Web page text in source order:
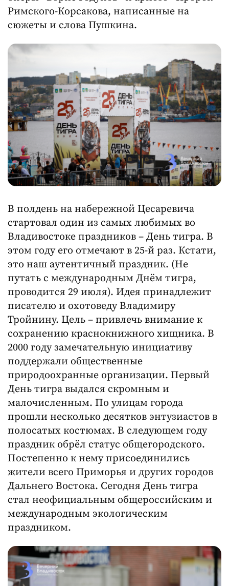
Римского-Корсакова, написанные на
сюжеты и слова Пушкина.
В полдень на набережной Цесаревича
стартовал один из самых любимых во
Владивостоке праздников – День тигра. В
этом году его отмечают в 25-й раз. Кстати,
это наш аутентичный праздник. (Не
путать с международным Днём тигра,
проводится 29 июля). Идея принадлежит
писателю и охотоведу Владимиру
Тройнину. Цель – привлечь внимание к
сохранению краснокнижного хищника. В
2000 году замечательную инициативу
поддержали общественные
природоохранные организации. Первый
День тигра выдался скромным и
малочисленным. По улицам города
прошли несколько десятков энтузиастов в
полосатых костюмах. В следующем году
праздник обрёл статус общегородского.
Постепенно к нему присоединились
жители всего Приморья и других городов
Дальнего Востока. Сегодня День тигра
стал неофициальным общероссийским и
международным экологическим
праздником.